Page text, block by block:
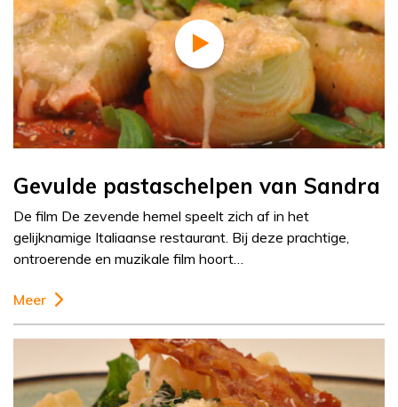
Gevulde pastaschelpen van Sandra
De film De zevende hemel speelt zich af in het
gelijknamige Italiaanse restaurant. Bij deze prachtige,
ontroerende en muzikale film hoort…
Meer